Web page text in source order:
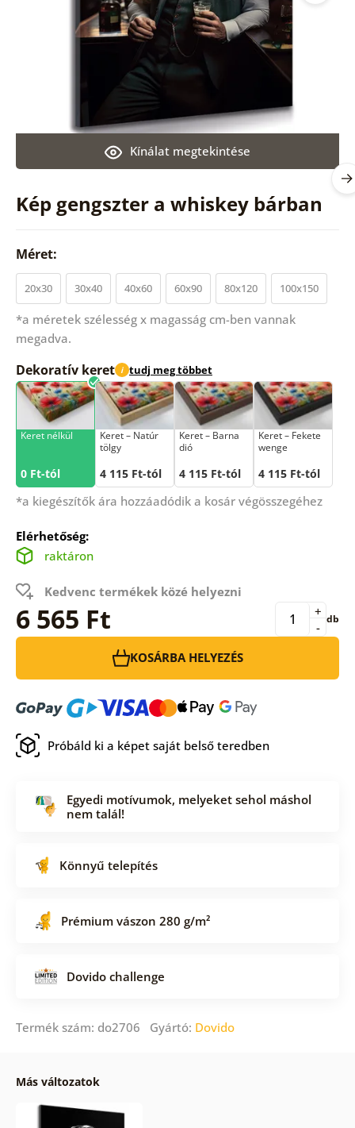
Kép gengszter a whiskey bárban
Kínálat megtekintése
Méret:
20x30 30x40 40x60 60x90 80x120 100x150
*a méretek szélesség x magasság cm-ben vannak
megadva.
Dekoratív keret i tudj meg többet
Keret nélkül
0 Ft-tól
Keret – Natúr
tölgy
4 115 Ft-tól
Keret – Barna
dió
4 115 Ft-tól
Keret – Fekete
wenge
4 115 Ft-tól
*a kiegészítők ára hozzáadódik a kosár végösszegéhez
Elérhetőség:
raktáron
Kedvenc termékek közé helyezni
6 565 Ft -
+ db
KOSÁRBA HELYEZÉS
Próbáld ki a képet saját belső teredben
Egyedi motívumok, melyeket sehol máshol
nem talál!
Könnyű telepítés
Prémium vászon 280 g/m²
Dovido challenge
Termék szám: do2706 Gyártó: Dovido
Más változatok